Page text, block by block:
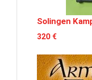
Solingen
320 €